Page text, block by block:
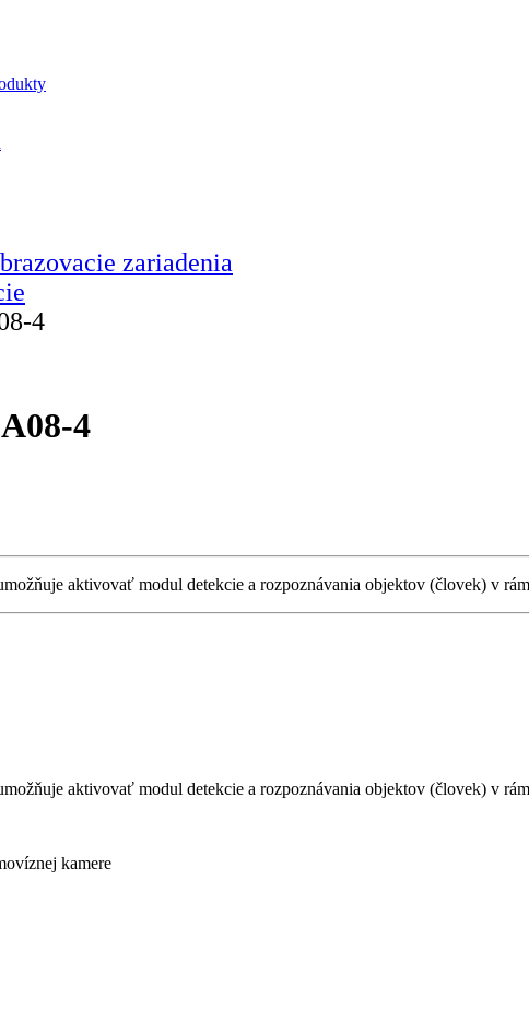
zariadenia
4
4
aktivovať modul detekcie a rozpoznávania objektov (človek) v
aktivovať modul detekcie a rozpoznávania objektov (človek) v
kamere